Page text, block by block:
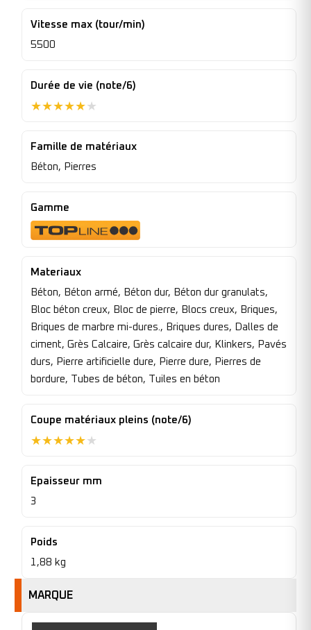
Vitesse max (tour/min)
5500
Durée de vie (note/6)
★★★★★★
Famille de matériaux
Béton, Pierres
Gamme
Materiaux
Béton, Béton armé, Béton dur, Béton dur granulats,
Bloc béton creux, Bloc de pierre, Blocs creux, Briques,
Briques de marbre mi-dures., Briques dures, Dalles de
ciment, Grès Calcaire, Grès calcaire dur, Klinkers, Pavés
durs, Pierre artificielle dure, Pierre dure, Pierres de
bordure, Tubes de béton, Tuiles en béton
Coupe matériaux pleins (note/6)
★★★★★★
Epaisseur mm
3
Poids
1,88 kg
MARQUE